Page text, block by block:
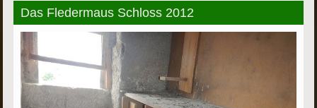
Das Fledermaus Schloss 2012